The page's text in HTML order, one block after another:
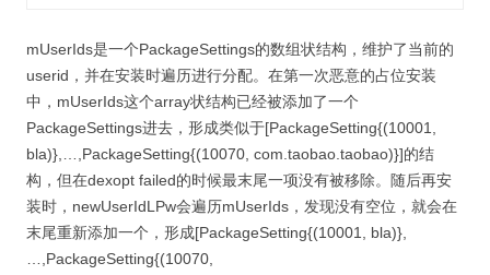
mUserIds是一个PackageSettings的数组状结构，维护了当前的
userid，并在安装时遍历进行分配。在第一次恶意的占位安装
中，mUserIds这个array状结构已经被添加了一个
PackageSettings进去，形成类似于[PackageSetting{(10001,
bla)},…,PackageSetting{(10070, com.taobao.taobao)}]的结
构，但在dexopt failed的时候最末尾一项没有被移除。随后再安
装时，newUserIdLPw会遍历mUserIds，发现没有空位，就会在
末尾重新添加一个，形成[PackageSetting{(10001, bla)},
…,PackageSetting{(10070,